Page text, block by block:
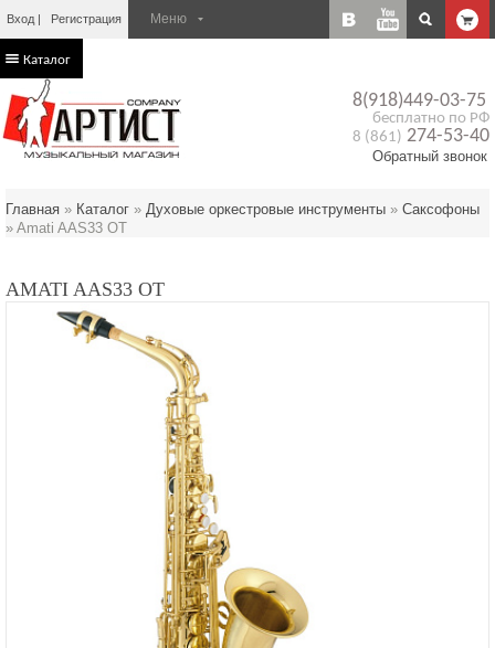
Вход Регистрация
8(918)449-03-75
бесплатно по РФ
8 (861) 274-53-40
Обратный звонок
Каталог
Главная » Каталог » Духовые оркестровые инструменты » Саксофоны
» Amati AAS33 OT
AMATI AAS33 OT